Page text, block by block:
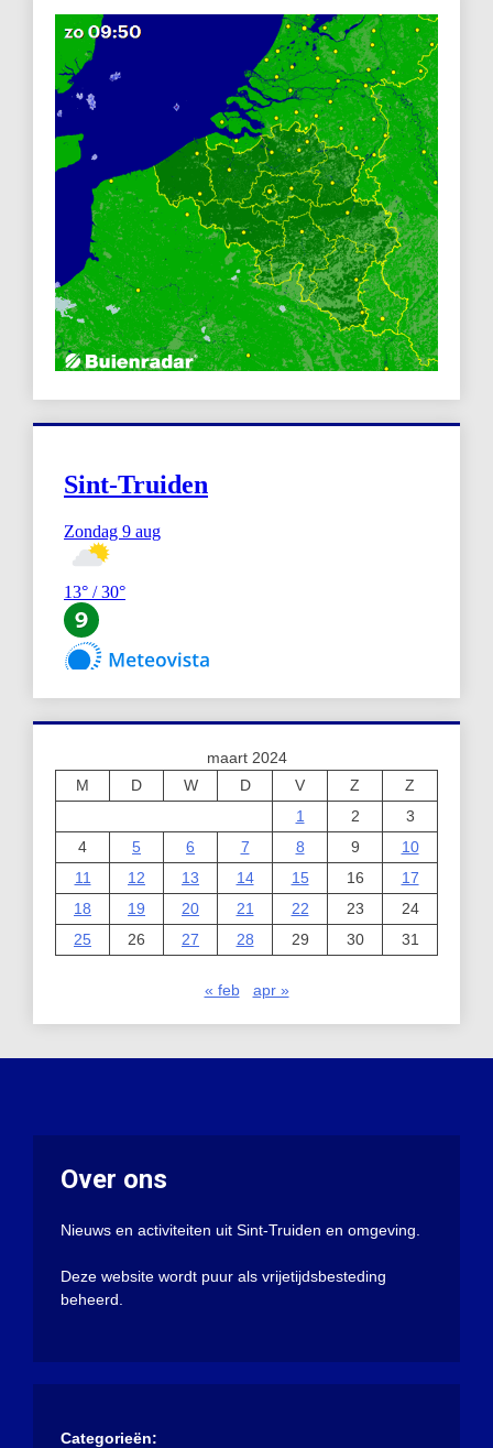
maart 2024
M
D W D V Z
Z
1
2
3
4
5 6 7 8 9
10
11
12 13 14 15 16
17
18
19 20 21 22 23
24
25
26 27 28 29 30 31
« feb apr »
Over ons
Nieuws en activiteiten uit Sint-Truiden en omgeving.
Deze website wordt puur als vrijetijdsbesteding
beheerd.
Categorieën: